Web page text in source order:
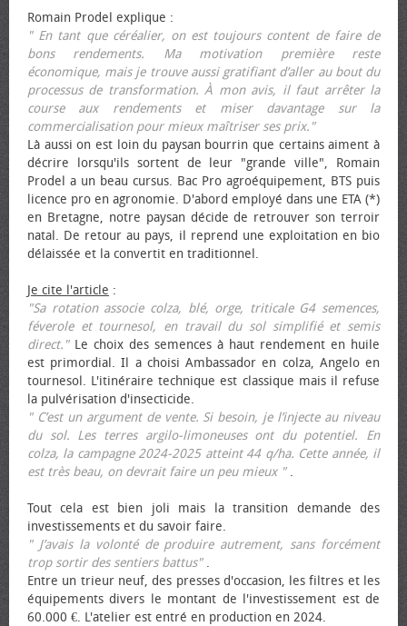
Romain Prodel explique :
" En tant que céréalier, on est toujours content de faire de
bons rendements. Ma motivation première reste
économique, mais je trouve aussi gratifiant d’aller au bout du
processus de transformation. À mon avis, il faut arrêter la
course aux rendements et miser davantage sur la
commercialisation pour mieux maîtriser ses prix."
Là aussi on est loin du paysan bourrin que certains aiment à
décrire lorsqu'ils sortent de leur "grande ville", Romain
Prodel a un beau cursus. Bac Pro agroéquipement, BTS puis
licence pro en agronomie. D'abord employé dans une ETA (*)
en Bretagne, notre paysan décide de retrouver son terroir
natal. De retour au pays, il reprend une exploitation en bio
délaissée et la convertit en traditionnel.
Je cite l'article :
"Sa rotation associe colza, blé, orge, triticale G4 semences,
féverole et tournesol, en travail du sol simplifié et semis
direct."Le choix des semences à haut rendement en huile
est primordial. Il a choisi Ambassador en colza, Angelo en
tournesol. L'itinéraire technique est classique mais il refuse
la pulvérisation d'insecticide.
" C’est un argument de vente. Si besoin, je l’injecte au niveau
du sol. Les terres argilo-limoneuses ont du potentiel. En
colza, la campagne 2024-2025 atteint 44 q/ha. Cette année, il
est très beau, on devrait faire un peu mieux ".
Tout cela est bien joli mais la transition demande des
investissements et du savoir faire.
" J’avais la volonté de produire autrement, sans forcément
trop sortir des sentiers battus".
Entre un trieur neuf, des presses d'occasion, les filtres et les
équipements divers le montant de l'investissement est de
60.000 €. L'atelier est entré en production en 2024.